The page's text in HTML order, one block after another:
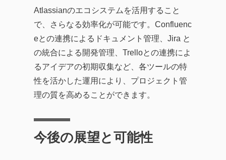
Atlassianのエコシステムを活用すること
で、さらなる効率化が可能です。Confluenc
eとの連携によるドキュメント管理、Jira と
の統合による開発管理、Trelloとの連携によ
るアイデアの初期収集など、各ツールの特
性を活かした運用により、プロジェクト管
理の質を高めることができます。
今後の展望と可能性